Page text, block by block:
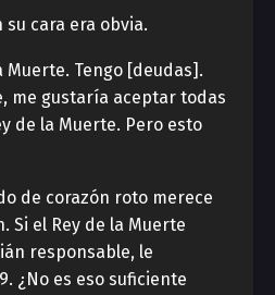
cara era obvia.
Muerte. Tengo [deudas].
me gustaría aceptar todas
de la Muerte. Pero esto
de corazón roto merece
Si el Rey de la Muerte
responsable, le
¿No es eso suficiente